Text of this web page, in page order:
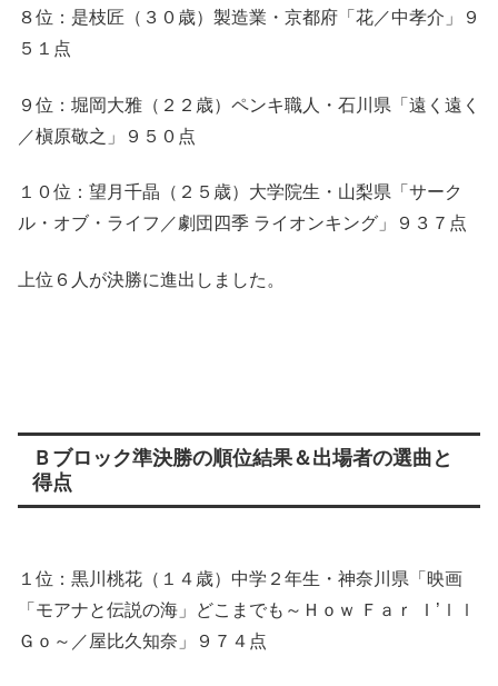
８位：是枝匠（３０歳）製造業・京都府「花／中孝介」９
５１点
９位：堀岡大雅（２２歳）ペンキ職人・石川県「遠く遠く
／槇原敬之」９５０点
１０位：望月千晶（２５歳）大学院生・山梨県「サーク
ル・オブ・ライフ／劇団四季 ライオンキング」９３７点
上位６人が決勝に進出しました。
Ｂブロック準決勝の順位結果＆出場者の選曲と
得点
１位：黒川桃花（１４歳）中学２年生・神奈川県「映画
「モアナと伝説の海」どこまでも～Ｈｏｗ Ｆａｒ Ｉ’ｌｌ
Ｇｏ～／屋比久知奈」９７４点